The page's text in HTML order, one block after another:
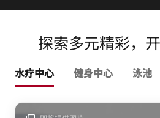
探索多元精彩，
水疗中心 健身中心 泳池